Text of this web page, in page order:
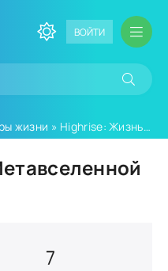
ВОЙТИ
жизни » Highrise: Жизнь Метавселенной
7